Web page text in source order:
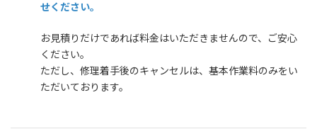
せください。
お見積りだけであれば料金はいただきませんので、ご安心
ください。
ただし、修理着手後のキャンセルは、基本作業料のみをい
ただいております。